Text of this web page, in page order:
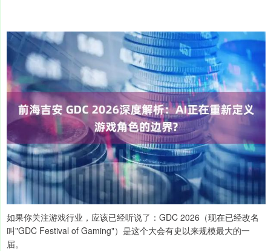
如果你关注游戏行业，应该已经听说了：GDC 2026（现在已经改名
叫"GDC Festival of Gaming"）是这个大会有史以来规模最大的一
届。